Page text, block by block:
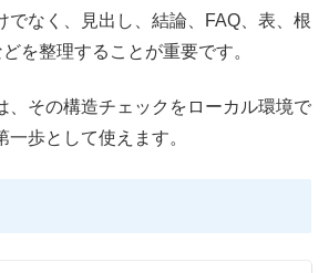
でなく、見出し、結論、FAQ、表、根
を整理することが重要です。
、その構造チェックをローカル環境で
歩として使えます。